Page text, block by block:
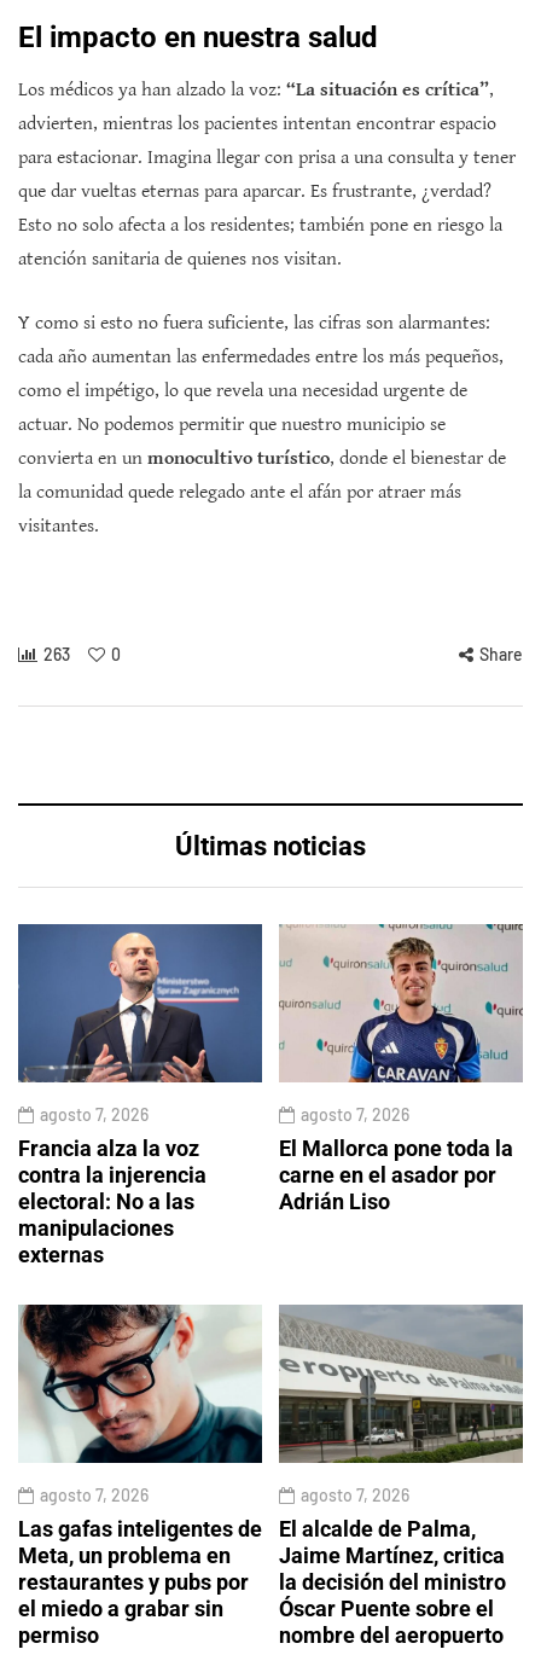
El impacto en nuestra salud
Los médicos ya han alzado la voz: “La situación es crítica”,
advierten, mientras los pacientes intentan encontrar espacio
para estacionar. Imagina llegar con prisa a una consulta y tener
que dar vueltas eternas para aparcar. Es frustrante, ¿verdad?
Esto no solo afecta a los residentes; también pone en riesgo la
atención sanitaria de quienes nos visitan.
Y como si esto no fuera suficiente, las cifras son alarmantes:
cada año aumentan las enfermedades entre los más pequeños,
como el impétigo, lo que revela una necesidad urgente de
actuar. No podemos permitir que nuestro municipio se
convierta en un monocultivo turístico, donde el bienestar de
la comunidad quede relegado ante el afán por atraer más
visitantes.
263 0 Share
Últimas noticias
agosto 7, 2026
Francia alza la voz
contra la injerencia
electoral: No a las
manipulaciones
externas
agosto 7, 2026
El Mallorca pone toda la
carne en el asador por
Adrián Liso
agosto 7, 2026
Las gafas inteligentes de
Meta, un problema en
restaurantes y pubs por
el miedo a grabar sin
permiso
agosto 7, 2026
El alcalde de Palma,
Jaime Martínez, critica
la decisión del ministro
Óscar Puente sobre el
nombre del aeropuerto